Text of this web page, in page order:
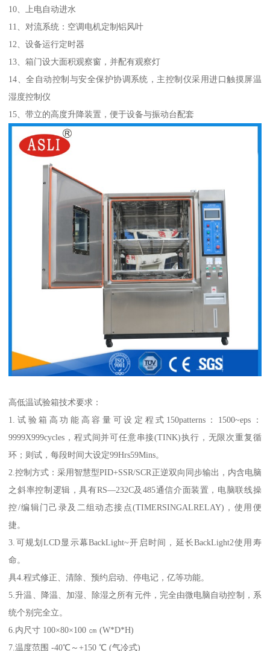
10、上电自动进水
11、对流系统：空调电机定制铝风叶
12、设备运行定时器
13、箱门设大面积观察窗，并配有观察灯
14、全自动控制与安全保护协调系统，主控制仪采用进口触摸屏温
湿度控制仪
15、带立的高度升降装置，便于设备与振动台配套
高低温试验箱技术要求：
1.试验箱高功能高容量可设定程式150patterns：1500~eps：
9999X999cycles，程式间并可任意串接(TINK)执行，无限次重复循
环；则试，每段时间大设定99Hrs59Mins。
2.控制方式：采用智慧型PID+SSR/SCR正逆双向同步输出，内含电脑
之斜率控制逻辑，具有RS—232C及485通信介面装置，电脑联线操
控/编辑门己录及二组动态接点(TIMERSINGALRELAY)，使用便
捷。
3.可规划LCD显示幕BackLight~开启时间，延长BackLight2使用寿
命。
具4.程式修正、清除、预约启动、停电记，亿等功能。
5.升温、降温、加湿、除湿之所有元件，完全由微电脑自动控制，系
统个别完全立。
6.内尺寸 100×80×100 ㎝ (W*D*H)
7.温度范围 -40℃～+150 ℃ (气冷式)